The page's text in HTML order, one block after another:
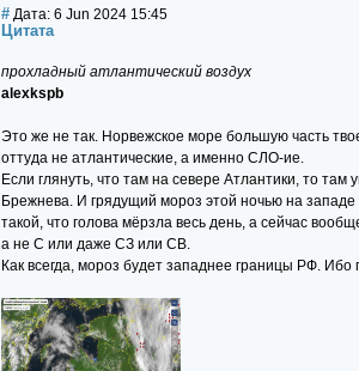
# Дата: 6 Jun 2024 15:45
Цитата
прохладный атлантический воздух
alexkspb
Это же не так. Норвежское море большую часть
оттуда не атлантические, а именно СЛО-ие.
Если глянуть, что там на севере Атлантики, то
Брежнева. И грядущий мороз этой ночью на
такой, что голова мёрзла весь день, а сейчас
а не С или даже СЗ или СВ.
Как всегда, мороз будет западнее границы РФ.